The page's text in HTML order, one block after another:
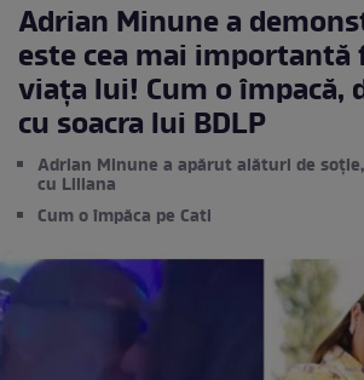
Adrian Minune a
este cea mai importantă
viața lui! Cum o împacă,
cu soacra lui BDLP
Adrian Minune a apărut alături de
cu Liliana
Cum o împăca pe Cati